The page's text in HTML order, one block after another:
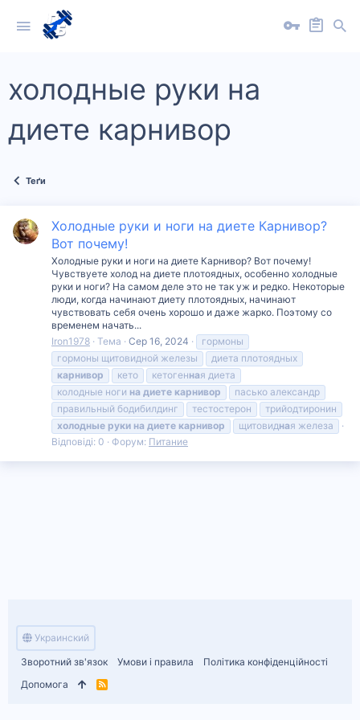
холодные руки на
диете карнивор
Теґи
Холодные руки и ноги на диете Карнивор?
Вот почему!
Холодные руки и ноги на диете Карнивор? Вот почему!
Чувствуете холод на диете плотоядных, особенно холодные
руки и ноги? На самом деле это не так уж и редко. Некоторые
люди, когда начинают диету плотоядных, начинают
чувствовать себя очень хорошо и даже жарко. Поэтому со
временем начать...
Iron1978 Тема Сер 16, 2024
гормоны
гормоны щитовидной железы
диета плотоядных
карнивор
кето кетогенная диета
колодные ноги на диете карнивор
пасько александр
правильный бодибилдинг
тестостерон
трийодтиронин
холодные руки на диете карнивор щитовидная железа
Відповіді: 0
Форум: Питание
Украинский
Зворотний зв'язок
Умови і правила
Політика конфіденційності
Допомога
R